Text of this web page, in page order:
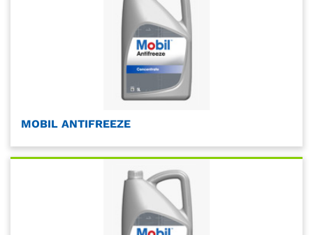
MOBIL ANTIFREEZE